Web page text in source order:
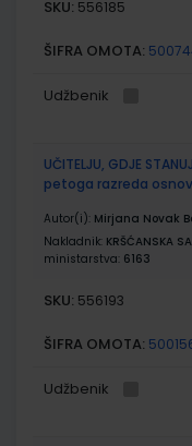
SKU: 556185
ŠIFRA OMOTA:
Udžbenik
UČITELJU, GDJE
petoga razreda
Autor(i): Mirjana Novak
Nakladnik: KRŠĆANSKA
ministarstva: 6163
SKU: 556193
ŠIFRA OMOTA:
Udžbenik